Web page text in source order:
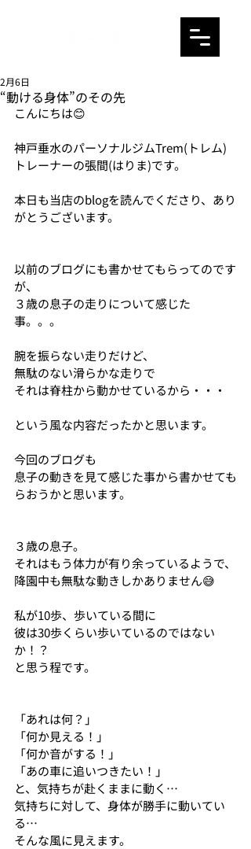
“動ける身体”のその先
2月6日
こんにちは😊
神戸垂水のパーソナルジムTrem(トレム)
トレーナーの張間(はりま)です。
本日も当店のblogを読んでくださり、あり
がとうございます。
以前のブログにも書かせてもらってのです
が、
３歳の息子の走りについて感じた
事。。。
腕を振らない走りだけど、
無駄のない滑らかな走りで
それは脊柱から動かせているから・・・
という風な内容だったかと思います。
今回のブログも
息子の動きを見て感じた事から書かせても
らおうかと思います。
３歳の息子。
それはもう体力が有り余っているようで、
降園中も無駄な動きしかありません😅
私が10歩、歩いている間に
彼は30歩くらい歩いているのではない
か！？
と思う程です。
「あれは何？」
「何か見える！」
「何か音がする！」
「あの車に追いつきたい！」
と、気持ちが赴くままに動く…
気持ちに対して、身体が勝手に動いてい
る…
そんな風に見えます。